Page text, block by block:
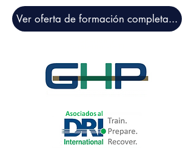
Ver oferta de formación completa...